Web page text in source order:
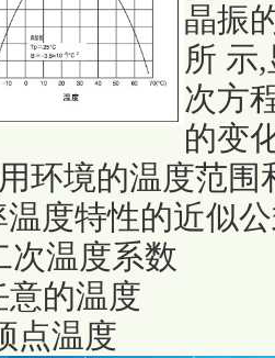
晶振
所 示
次方
的变
环境的温度范围
度特性的近似
次温度系数
意的温度
点温度